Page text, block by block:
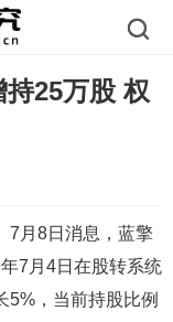
25万股 权
月8日消息， 蓝擎
7月4日在股转系统
5%， 当前持股比例